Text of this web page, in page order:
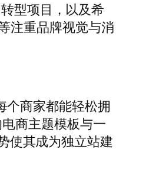
型项目，以及希
注重品牌视觉与消
个商家都能轻松拥
商主题模板与一
使其成为独立站建